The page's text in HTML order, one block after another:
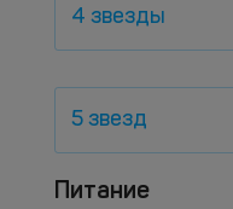
4 звезды
5 звезд
Питание